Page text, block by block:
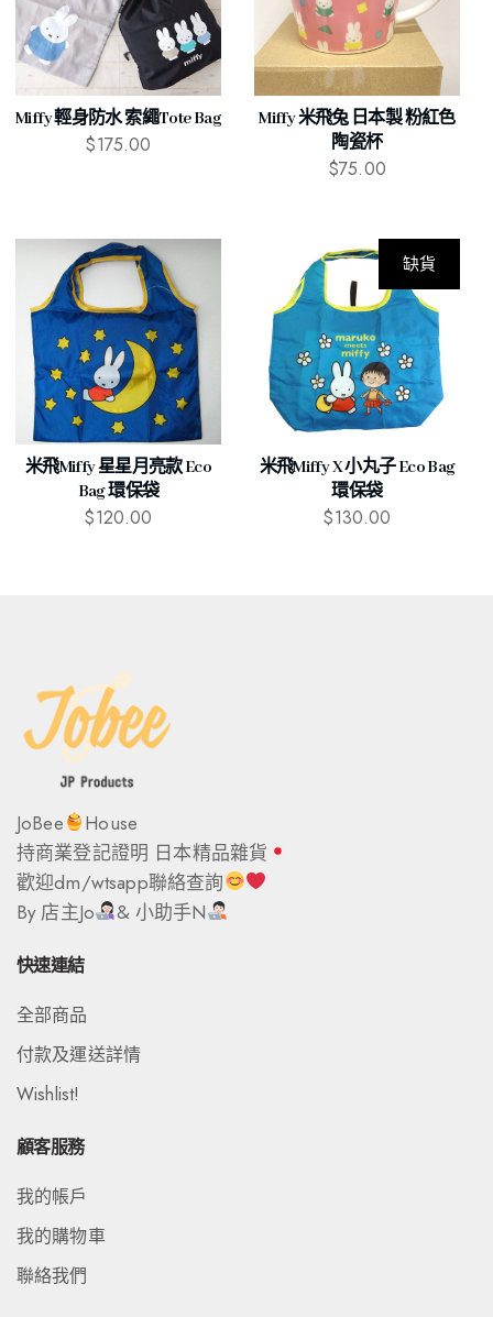
Miffy 輕身防水 索繩Tote Bag
$175.00
Miffy 米飛兔 日本製 粉紅色
陶瓷杯
$75.00
米飛Miffy 星星月亮款 Eco
Bag 環保袋
$120.00
缺貨
米飛Miffy X 小丸子 Eco Bag
環保袋
$130.00
JoBee
House
持商業登記證明 日本精品雜貨
歡迎dm/wtsapp聯絡查詢
By 店主Jo
& 小助手N
快速連結
全部商品
付款及運送詳情
Wishlist!
顧客服務
我的帳戶
我的購物車
聯絡我們